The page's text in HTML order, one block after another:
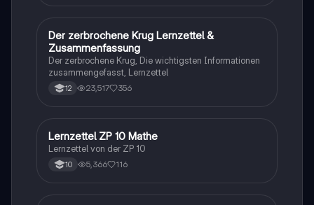
Deutsch
Der zerbrochene Krug Lernzettel &
Zusammenfassung
Der zerbrochene Krug, Die wichtigsten Informationen
zusammengefasst, Lernzettel
12 23,517 356
Mathe
Lernzettel ZP 10 Mathe
Lernzettel von der ZP 10
10 5,366 116